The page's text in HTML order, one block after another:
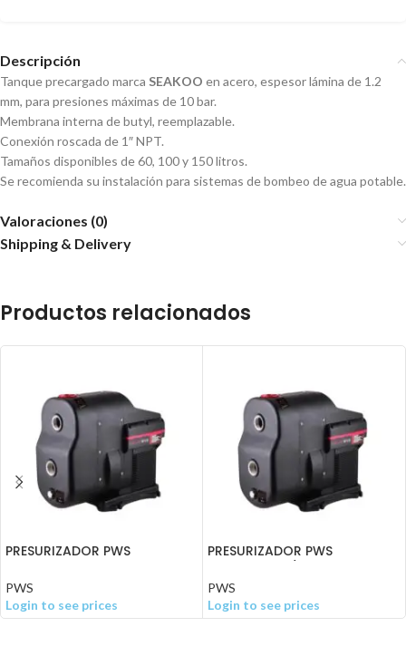
Descripción
Tanque precargado marca SEAKOO en acero, espesor lámina de 1.2
mm, para presiones máximas de 10 bar.
Membrana interna de butyl, reemplazable.
Conexión roscada de 1″ NPT.
Tamaños disponibles de 60, 100 y 150 litros.
Se recomienda su instalación para sistemas de bombeo de agua potable.
Valoraciones (0)
Shipping & Delivery
Productos relacionados
PRESURIZADOR PWS
C/VARIADOR
PWS
Login to see prices
PRESURIZADOR PWS
C/VARIADOR
PWS
Login to see prices